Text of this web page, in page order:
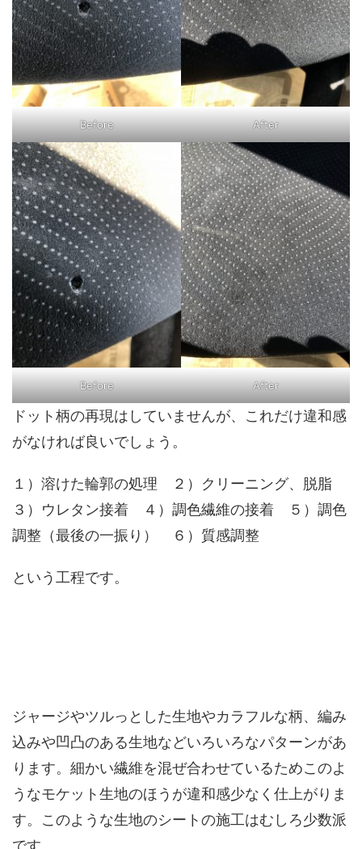
Before After
Before After
ドット柄の再現はしていませんが、これだけ違和感
がなければ良いでしょう。
１）溶けた輪郭の処理 ２）クリーニング、脱脂
３）ウレタン接着 ４）調色繊維の接着 ５）調色
調整（最後の一振り） ６）質感調整
という工程です。
ジャージやツルっとした生地やカラフルな柄、編み
込みや凹凸のある生地などいろいろなパターンがあ
ります。細かい繊維を混ぜ合わせているためこのよ
うなモケット生地のほうが違和感少なく仕上がりま
す。このような生地のシートの施工はむしろ少数派
です。